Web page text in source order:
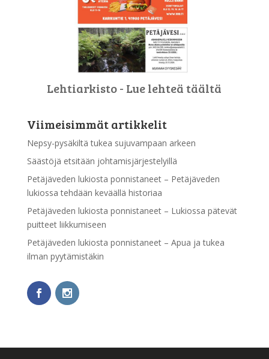
Lehtiarkisto - Lue lehteä täältä
Viimeisimmät artikkelit
Nepsy-pysäkiltä tukea sujuvampaan arkeen
Säästöjä etsitään johtamisjärjestelyillä
Petäjäveden lukiosta ponnistaneet – Petäjäveden
lukiossa tehdään keväällä historiaa
Petäjäveden lukiosta ponnistaneet – Lukiossa pätevät
puitteet liikkumiseen
Petäjäveden lukiosta ponnistaneet – Apua ja tukea
ilman pyytämistäkin